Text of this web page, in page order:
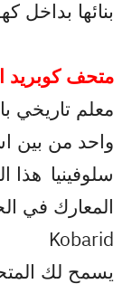
بنائها بداخل
متحف كوبريد
معلم تاريخي
واحد من بين
سلوفينيا هذا
المعارك في
Kobarid
يسمح لك